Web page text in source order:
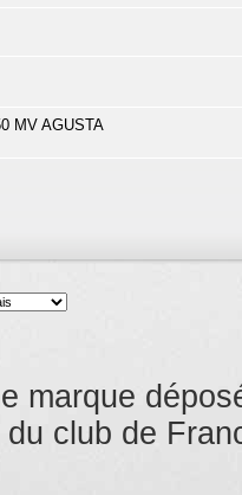
MV AGUSTA
marque
club de